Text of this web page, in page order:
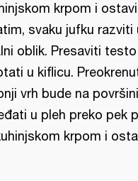
krpom i
svaku jufku razviti
oblik. Presaviti
u kiflicu.
vrh bude na
u pleh preko pek
krpom i